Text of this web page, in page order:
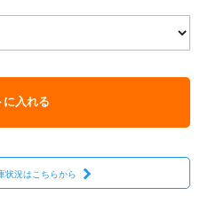
に入れる
状況はこちらから